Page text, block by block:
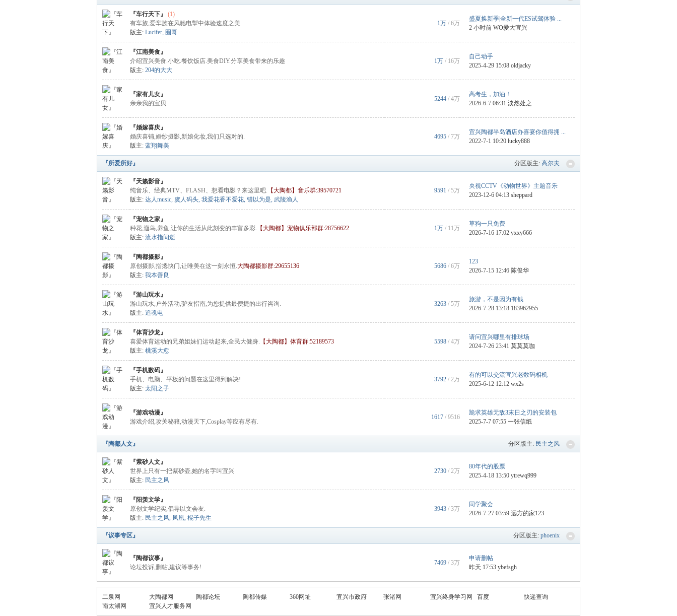
『车行天下』
(1)
有车族,爱车族在风驰电掣中体验速度之美
版主: Lucifer, 圈哥
1万 / 6万
盛夏换新季|全新一代ES试驾体验 ...
2 小时前 WO爱大宜兴
『江南美食』
介绍宜兴美食.小吃.餐饮饭店.美食DIY.分享美食带来的乐趣
版主: 204的大大
1万 / 16万
自己动手
2025-4-29 15:08 oldjacky
『家有儿女』
亲亲我的宝贝
5244 / 4万
高考生，加油！
2026-6-7 06:31 淡然处之
『婚嫁喜庆』
婚庆喜铺,婚纱摄影,新娘化妆,我们只选对的.
版主: 蓝翔舞美
4695 / 7万
宜兴陶都半岛酒店办喜宴你值得拥 ...
2022-7-1 10:20 lucky888
分区版主: 高尔夫
『所爱所好』
『天籁影音』
纯音乐、经典MTV、FLASH、想看电影？来这里吧. 【大陶都】音乐群:39570721
版主: 达人music, 虞人码头, 我爱花香不爱花, 错以为是, 武陵渔人
9591 / 5万
央视CCTV《动物世界》主题音乐
2023-12-6 04:13 sheppard
『宠物之家』
种花,遛鸟,养鱼,让你的生活从此刻变的丰富多彩. 【大陶都】宠物俱乐部群:28756622
版主: 流水指间逝
1万 / 11万
草狗一只免费
2026-7-16 17:02 yxxy666
『陶都摄影』
原创摄影,指摁快门,让唯美在这一刻永恒.大陶都摄影群:29655136
版主: 我本善良
5686 / 6万
123
2026-7-15 12:46 陈俊华
『游山玩水』
游山玩水,户外活动,驴友指南,为您提供最便捷的出行咨询.
版主: 追魂电
3263 / 5万
旅游，不是因为有钱
2026-7-28 13:18 183962955
『体育沙龙』
喜爱体育运动的兄弟姐妹们运动起来,全民大健身. 【大陶都】体育群:52189573
版主: 桃溪大愈
5598 / 4万
请问宜兴哪里有排球场
2024-7-26 23:41 莫莫莫咖
『手机数码』
手机、电脑、平板的问题在这里得到解决!
版主: 太阳之子
3792 / 2万
有的可以交流宜兴老数码相机
2025-6-12 12:12 wx2s
『游戏动漫』
游戏介绍,攻关秘籍,动漫天下,Cosplay等应有尽有.
1617 / 9516
跪求英雄无敌3末日之刃的安装包
2025-7-7 07:55 一张信纸
分区版主: 民主之风
『陶都人文』
『紫砂人文』
世界上只有一把紫砂壶,她的名字叫宜兴
版主: 民主之风
2730 / 2万
80年代的股票
2025-4-18 13:50 ytrewq999
『阳羡文学』
原创文学纪实,倡导以文会友.
版主: 民主之风, 凤凰, 棍子先生
3943 / 3万
同学聚会
2026-7-27 03:59 远方的家123
分区版主: phoenix
『议事专区』
『陶都议事』
论坛投诉,删帖,建议等事务!
7469 / 3万
申请删帖
昨天 17:53 ybefsgh
二泉网 大陶都网 陶都论坛 陶都传媒 360网址 宜兴市政府 张渚网 宜兴终身学习网 百度
快递查询
南太湖网
宜兴人才服务网